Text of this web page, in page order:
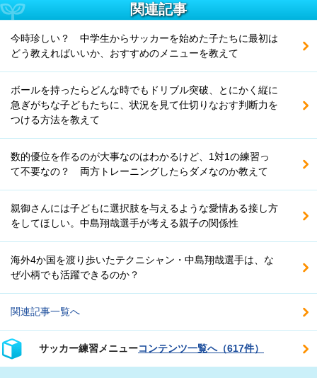
関連記事
今時珍しい？ 中学生からサッカーを始めた子たちに最初は
どう教えればいいか、おすすめのメニューを教えて
ボールを持ったらどんな時でもドリブル突破、とにかく縦に
急ぎがちな子どもたちに、状況を見て仕切りなおす判断力を
つける方法を教えて
数的優位を作るのが大事なのはわかるけど、1対1の練習っ
て不要なの？ 両方トレーニングしたらダメなのか教えて
親御さんには子どもに選択肢を与えるような愛情ある接し方
をしてほしい。中島翔哉選手が考える親子の関係性
海外4か国を渡り歩いたテクニシャン・中島翔哉選手は、な
ぜ小柄でも活躍できるのか？
関連記事一覧へ
サッカー練習メニューコンテンツ一覧へ（617件）